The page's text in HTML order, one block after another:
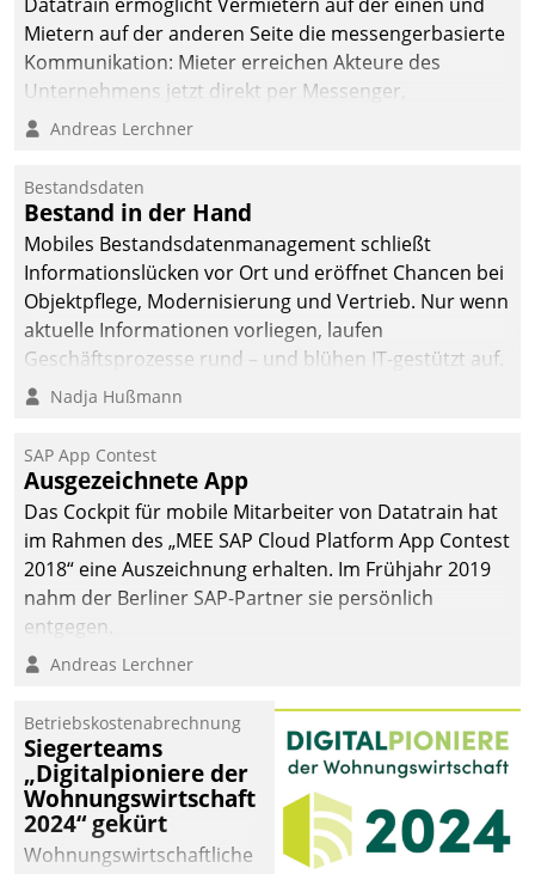
Mietern auf der anderen Seite die messengerbasierte
Kommunikation: Mieter erreichen Akteure des
Unternehmens jetzt direkt per Messenger,
Mitarbeiter oder Dienstleister empfangen oder
Andreas Lerchner
Bestandsdaten
Bestand in der Hand
Mobiles Bestandsdatenmanagement schließt
Informationslücken vor Ort und eröffnet Chancen bei
Objektpflege, Modernisierung und Vertrieb. Nur wenn
aktuelle Informationen vorliegen, laufen
Geschäftsprozesse rund – und blühen IT-gestützt auf.
Nadja Hußmann
SAP App Contest
Ausgezeichnete App
Das Cockpit für mobile Mitarbeiter von Datatrain hat
im Rahmen des „MEE SAP Cloud Platform App Contest
2018“ eine Auszeichnung erhalten. Im Frühjahr 2019
nahm der Berliner SAP-Partner sie persönlich
entgegen.
Andreas Lerchner
Betriebskostenabrechnung
Siegerteams
„Digitalpioniere der
Wohnungswirtschaft
2024“ gekürt
Wohnungswirtschaftliche